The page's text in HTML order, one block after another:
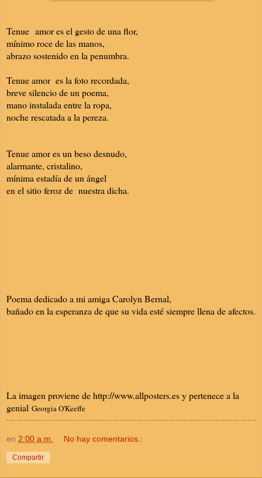
Tenue amor es el gesto de una flor,
mínimo roce de las manos,
abrazo sostenido en la penumbra.
Tenue amor es la foto recordada,
breve silencio de un poema,
mano instalada entre la ropa,
noche rescatada a la pereza.
Tenue amor es un beso desnudo,
alarmante, cristalino,
mínima estadía de un ángel
en el sitio feroz de nuestra dicha.
Poema dedicado a mi amiga Carolyn Bernal,
bañado en la esperanza de que su vida esté siempre llena de afectos.
La imagen proviene de http://www.allposters.es y pertenece a la
genial Georgia O'Keeffe
en 2:00 a.m. No hay comentarios.:
Compartir